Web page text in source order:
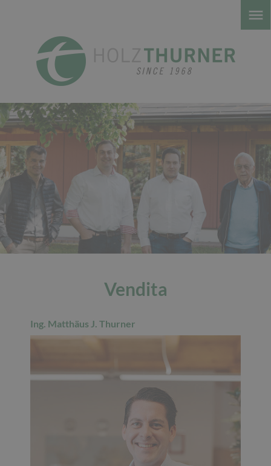
Vendita
Ing. Matthäus J. Thurner